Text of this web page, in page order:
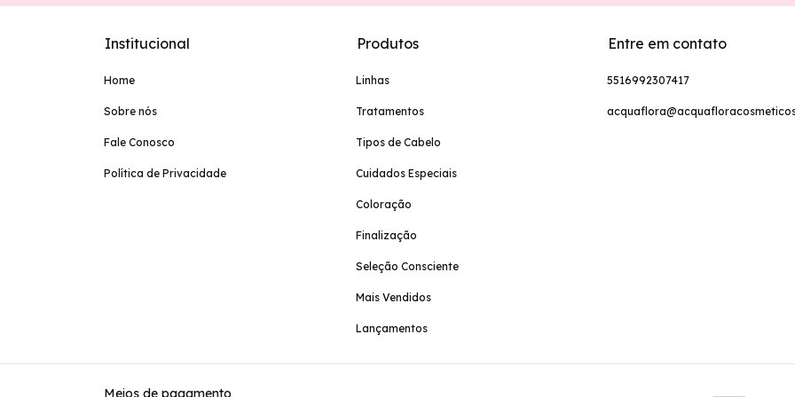
Institucional
Home
Sobre nós
Fale Conosco
Política de Privacidade
Produtos
Linhas
Tratamentos
Tipos de Cabelo
Cuidados Especiais
Coloração
Finalização
Seleção Consciente
Mais Vendidos
Lançamentos
Entre em contato
5516992307417
Meios de pagamento